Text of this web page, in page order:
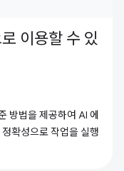
이용할 수 있
방법을 제공하여 AI 에
확성으로 작업을 실행